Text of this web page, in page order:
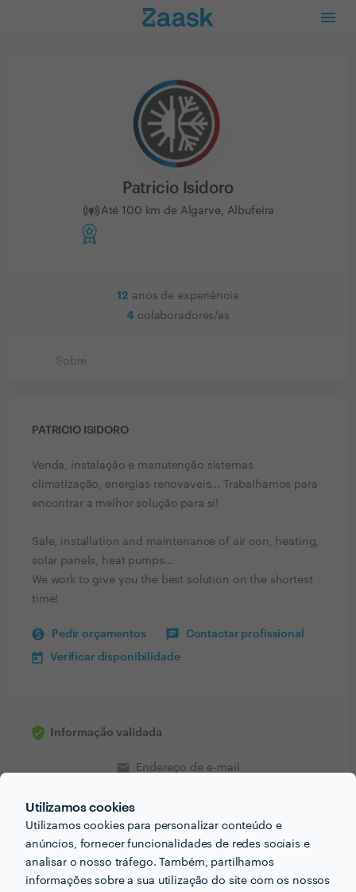
Utilizamos cookies
Utilizamos cookies para personalizar conteúdo e
anúncios, fornecer funcionalidades de redes sociais e
analisar o nosso tráfego. Também, partilhamos
informações sobre a sua utilização do site com os nossos
Patricio Isidoro
Até 100 km de Algarve, Albufeira
12 anos de experiência
4 colaboradores/as
Sobre
PATRICIO ISIDORO
Venda, instalação e manutenção sistemas
climatização, energias renovaveis... Trabalhamos para
encontrar a melhor solução para si!
Sale, installation and maintenance of air con, heating,
solar panels, heat pumps...
We work to give you the best solution on the shortest
time!
Pedir orçamentos Contactar profissional
Verificar disponibilidade
Informação validada
email Endereço de e-mail
Receba várias propostas de profissionais como
Patricio Isidoroem poucas horas.